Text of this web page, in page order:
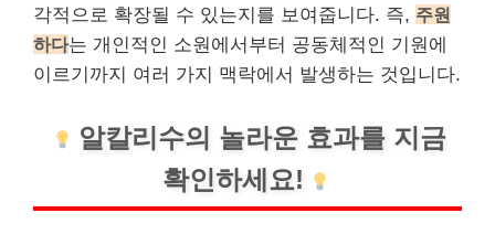
각적으로 확장될 수 있는지를 보여줍니다. 즉, 주원
하다는 개인 적인 소원에서부터 공동체적인 기원에
이르기까지 여러 가지 맥락에서 발생하는 것입니다.
알칼리수의 놀라운 효과를 지금
확인하세요!